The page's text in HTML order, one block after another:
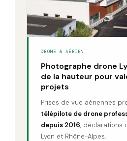
DRONE & AÉRIEN
Photographe drone
de la hauteur pour
projets
Prises de vue aériennes
télépilote de drone
depuis 2016, déclarations
Lyon et Rhône-Alpes.